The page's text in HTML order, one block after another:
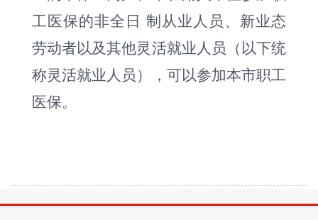
工医保的非全日 制从业人员、新业态
劳动者以及其他灵活就业人员（以下统
称灵活就业人员），可以参加本市职工
医保。